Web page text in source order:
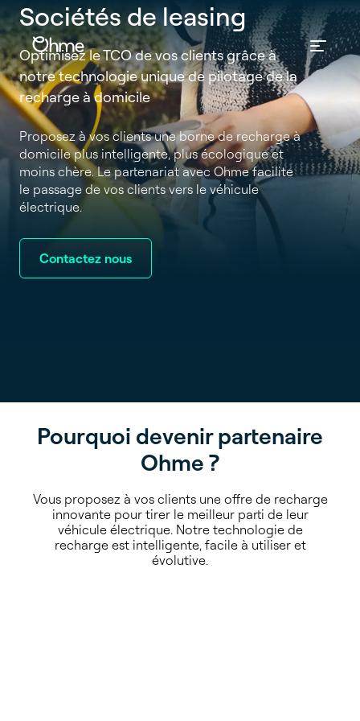
Sociétés de leasing
Optimisez le TCO de vos clients grâce à
notre technologie unique de pilotage de la
recharge à domicile
Proposez à vos clients une borne de recharge à
domicile plus intelligente, plus écologique et
moins chère. Le partenariat avec Ohme facilite
le passage de vos clients vers le véhicule
électrique.
Contactez nous
Pourquoi devenir partenaire
Ohme ?
Vous proposez à vos clients une offre de recharge
innovante pour tirer le meilleur parti de leur
véhicule électrique. Notre technologie de
recharge est intelligente, facile à utiliser et
évolutive.